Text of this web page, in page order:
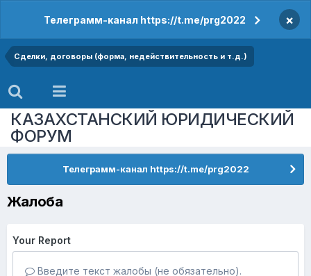
Телеграмм-канал https://t.me/prg2022 ×
Сделки, договоры (форма, недействительность и т.д.)
КАЗАХСТАНСКИЙ ЮРИДИЧЕСКИЙ
ФОРУМ
Телеграмм-канал https://t.me/prg2022
Жалоба
Your Report
Введите текст жалобы (не обязательно).